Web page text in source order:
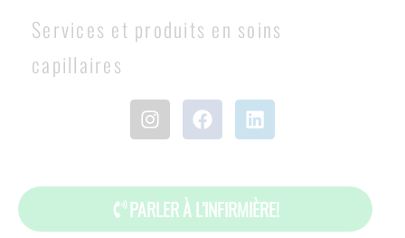
Services et produits en soins
capillaires
PARLER À L’INFIRMIÈRE!